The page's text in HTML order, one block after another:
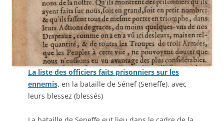
La liste des officiers faits prisonniers sur les
ennemis, en la bataille de Sénef (Seneffe), avec
leurs blessez (blessés)